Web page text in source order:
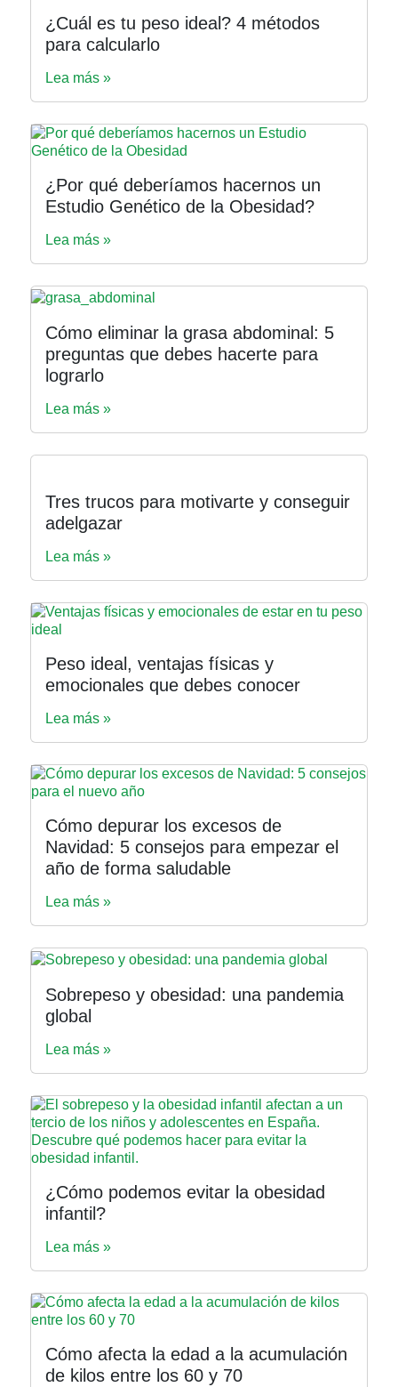
¿Cuál es tu peso ideal? 4 métodos
para calcularlo
Lea más »
¿Por qué deberíamos hacernos un
Estudio Genético de la Obesidad?
Lea más »
Cómo eliminar la grasa abdominal: 5
preguntas que debes hacerte para
lograrlo
Lea más »
Tres trucos para motivarte y conseguir
adelgazar
Lea más »
Peso ideal, ventajas físicas y
emocionales que debes conocer
Lea más »
Cómo depurar los excesos de
Navidad: 5 consejos para empezar el
año de forma saludable
Lea más »
Sobrepeso y obesidad: una pandemia
global
Lea más »
¿Cómo podemos evitar la obesidad
infantil?
Lea más »
Cómo afecta la edad a la acumulación
de kilos entre los 60 y 70